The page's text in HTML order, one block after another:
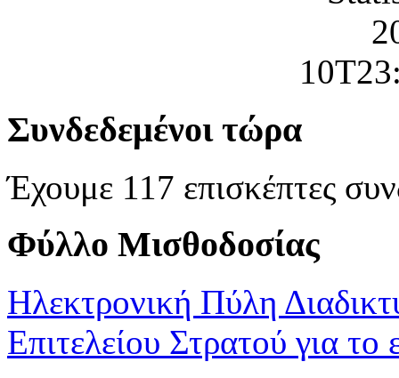
Συνδεδεμένοι τώρα
Έχουμε 117 επισκέπτες
Φύλλο Μισθοδοσίας
Ηλεκτρονική Πύλη
Επιτελείου Στρατού για το